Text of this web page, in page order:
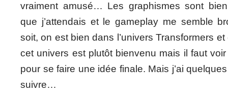
vraiment amusé… Les graphismes sont
que j’attendais et le gameplay me semble
soit, on est bien dans l’univers Transformers
cet univers est plutôt bienvenu mais il faut
pour se faire une idée finale. Mais j’ai
suivre…